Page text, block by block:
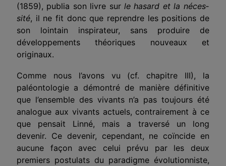
(1859), publia son livre sur le hasard et la néces­
sité, il ne fit donc que reprendre les positions de
son lointain inspirateur, sans produire de
développements théoriques nouveaux et
originaux.
Comme nous l’avons vu (cf. chapitre III), la
paléontologie a démontré de manière définitive
que l’ensemble des vivants n’a pas toujours été
ana­logue aux vivants actuels, contrairement à ce
que pensait Linné, mais a traversé un long
devenir. Ce devenir, cependant, ne coïncide en
aucune façon avec celui prévu par les deux
premiers postulats du paradigme évo­lutionniste,